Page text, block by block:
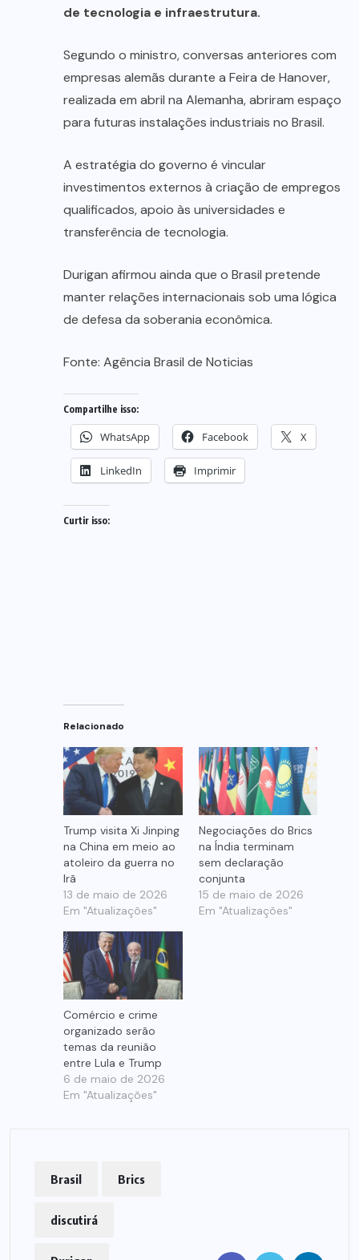
de tecnologia e infraestrutura.
Segundo o ministro, conversas anteriores com
empresas alemãs durante a Feira de Hanover,
realizada em abril na Alemanha, abriram espaço
para futuras instalações industriais no Brasil.
A estratégia do governo é vincular
investimentos externos à criação de empregos
qualificados, apoio às universidades e
transferência de tecnologia.
Durigan afirmou ainda que o Brasil pretende
manter relações internacionais sob uma lógica
de defesa da soberania econômica.
Fonte: Agência Brasil de Noticias
Compartilhe isso:
WhatsApp Facebook X
LinkedIn Imprimir
Curtir isso:
Relacionado
Trump visita Xi Jinping
na China em meio ao
atoleiro da guerra no
Irã
13 de maio de 2026
Em "Atualizações"
Negociações do Brics
na Índia terminam
sem declaração
conjunta
15 de maio de 2026
Em "Atualizações"
Comércio e crime
organizado serão
temas da reunião
entre Lula e Trump
6 de maio de 2026
Em "Atualizações"
Brasil Brics
discutirá